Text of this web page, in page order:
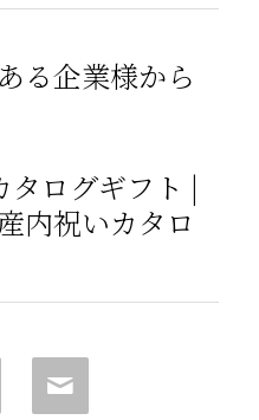
る企業様から
タログギフト |
内祝いカタロ